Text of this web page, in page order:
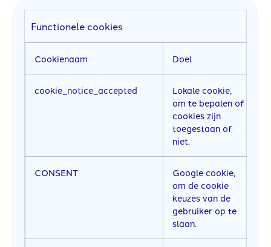
Functionele cookies
Cookienaam Doel
cookie_notice_accepted
Lokale cookie,
om te bepalen of
cookies zijn
toegestaan of
niet.
CONSENT
Google cookie,
om de cookie
keuzes van de
gebruiker op te
slaan.